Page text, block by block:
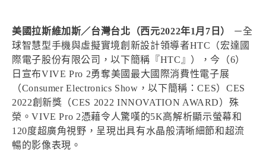
美國拉斯維加斯／台灣台北（西元2022年1月7日）
－全
球智慧型手機與虛擬實境創新設計領導者HTC（宏達國
際電子股份有限公司，以下簡稱『HTC』），今（6）
日宣布VIVE Pro 2勇奪美國最大國際消費性電子展
（Consumer Electronics Show，以下簡稱：CES）CES
2022創新獎（CES 2022 INNOVATION AWARD）殊
榮。VIVE Pro 2憑藉令人驚嘆的5K高解析顯示螢幕和
120度超廣角視野，呈現出具有水晶般清晰細節和超流
暢的影像表現。